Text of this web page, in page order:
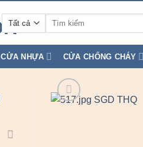
Tìm
CỬA NHỰA CỬA CHỐNG CHÁY